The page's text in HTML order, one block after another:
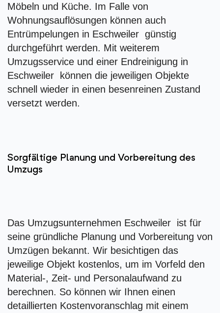
Möbeln und Küche. Im Falle von
Wohnungsauflösungen können auch
Entrümpelungen in Eschweiler günstig
durchgeführt werden. Mit weiterem
Umzugsservice und einer Endreinigung in
Eschweiler können die jeweiligen Objekte
schnell wieder in einen besenreinen Zustand
versetzt werden.
Sorgfältige Planung und Vorbereitung des
Umzugs
Das Umzugsunternehmen Eschweiler ist für
seine gründliche Planung und Vorbereitung von
Umzügen bekannt. Wir besichtigen das
jeweilige Objekt kostenlos, um im Vorfeld den
Material-, Zeit- und Personalaufwand zu
berechnen. So können wir Ihnen einen
detaillierten Kostenvoranschlag mit einem